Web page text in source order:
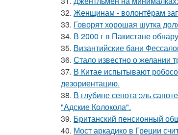
32. Женщинам - волонтёрам
33. Говорят хорошая шутка
34. В 2000 г в Пакистане
35. Византийские бани
36. Стало известно о желании
37. В Китае испытывают
дезориентацию.
38. В глубине сенота эль
"Адские Колокола".
39. Британский пенсионный
40. Мост аркадико в Греции